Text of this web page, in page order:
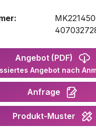
Angebot (PDF)
Angebot nach
Anfrage
Produkt-Muster